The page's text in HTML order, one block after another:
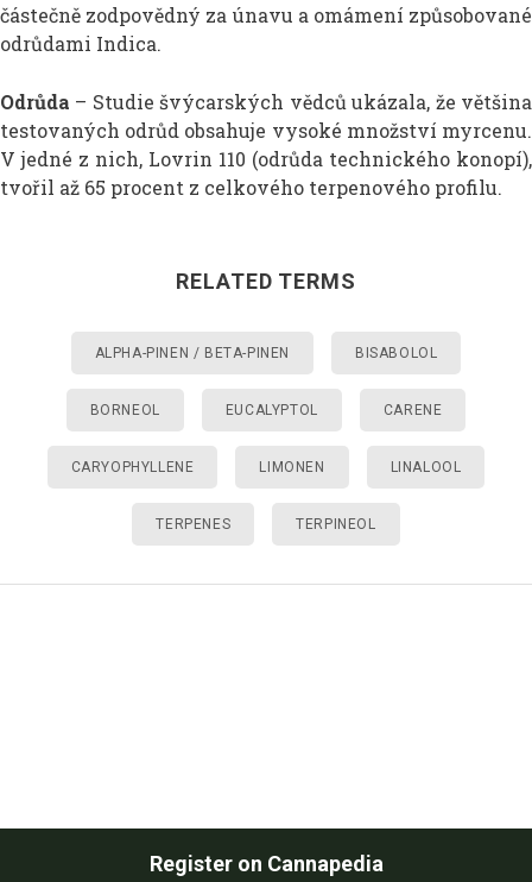
částečně zodpovědný za únavu a omámení způsobované
odrůdami Indica.
Odrůda – Studie švýcarských vědců ukázala, že většina
testovaných odrůd obsahuje vysoké množství myrcenu.
V jedné z nich, Lovrin 110 (odrůda technického konopí),
tvořil až 65 procent z celkového terpenového profilu.
RELATED TERMS
ALPHA-PINEN / BETA-PINEN BISABOLOL
BORNEOL EUCALYPTOL CARENE
CARYOPHYLLENE LIMONEN LINALOOL
TERPENES TERPINEOL
Register on Cannapedia